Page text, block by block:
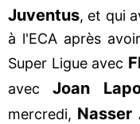
Juventus, et qui
à l'ECA après
Super Ligue avec
avecJoan
mercredi, Nasser